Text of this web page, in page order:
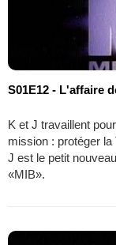
S01E12 - L'affaire
K et J travaillent
mission : protéger
J est le petit
«MIB».